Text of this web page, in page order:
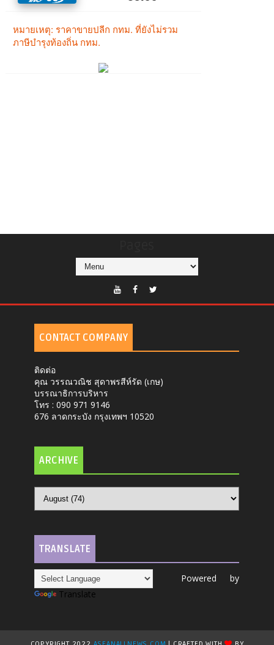
CONTACT COMPANY
ติดต่อ
คุณ วรรณวณิช สุดาพรสีห์รัด (เกษ)
บรรณาธิการบริหาร
โทร : 090 971 9146
676 ลาดกระบัง กรุงเทพฯ 10520
ARCHIVE
TRANSLATE
Powered by
Translate